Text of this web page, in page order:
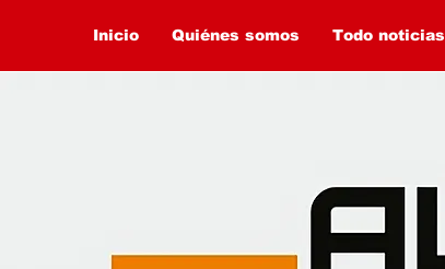
Inicio Quiénes somos Todo noticias